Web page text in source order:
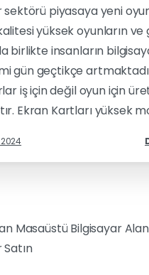
sektörü piyasaya yeni
yüksek oyunların
birlikte insanların
gün geçtikçe
iş için değil oyun için
Ekran Kartları yüksek
0